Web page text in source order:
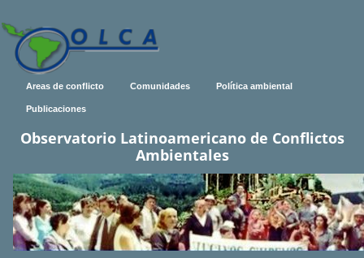
Areas de conflicto Comunidades Política ambiental
Publicaciones
Observatorio Latinoamericano de Conflictos
Ambientales